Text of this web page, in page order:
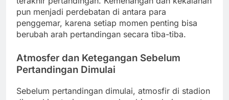
pun menjadi perdebatan di antara para
penggemar, karena setiap momen penting bisa
berubah arah pertandingan secara tiba-tiba.
Atmosfer dan Ketegangan Sebelum
Pertandingan Dimulai
Sebelum pertandingan dimulai, atmosfir di stadion